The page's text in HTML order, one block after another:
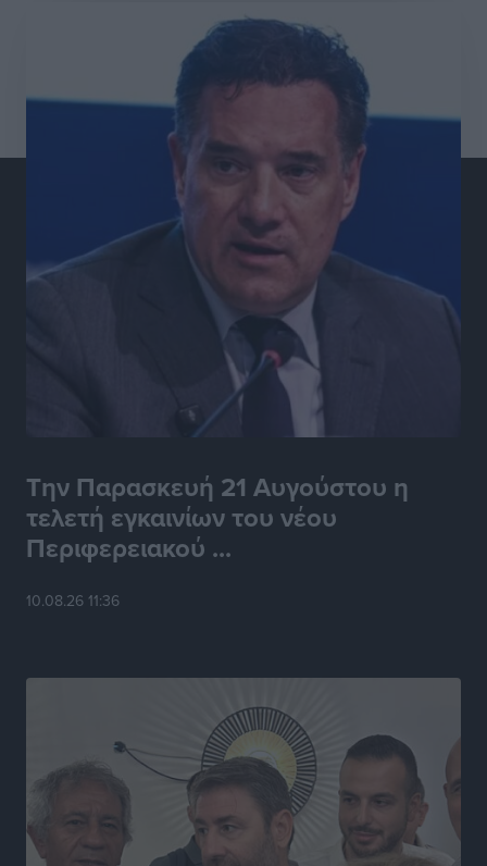
Την Παρασκευή 21 Αυγούστου η
τελετή εγκαινίων του νέου
Περιφερειακού ...
10.08.26 11:36